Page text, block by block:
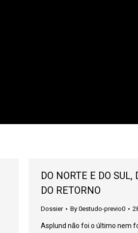
DO NORTE E DO
DO RETORNO
Dossier By 0estudo-previo0
Asplund não foi o último nem